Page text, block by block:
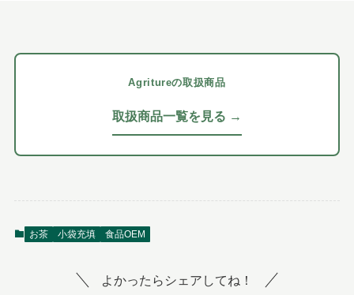
Agritureの取扱商品
取扱商品一覧を見る →
お茶 小袋充填 食品OEM
よかったらシェアしてね！